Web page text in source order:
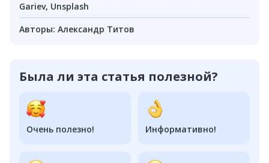
Gariev, Unsplash
Авторы: Александр Титов
Была ли эта статья полезной?
Очень полезно! Информативно!